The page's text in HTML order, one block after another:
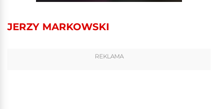
JERZY MARKOWSKI
REKLAMA